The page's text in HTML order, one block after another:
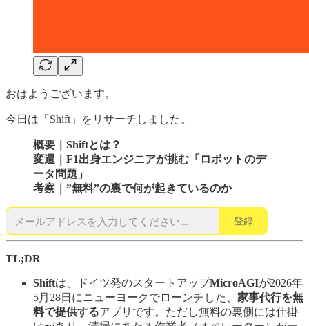
おはようございます。
今日は「Shift」をリサーチしました。
概要｜Shiftとは？
変遷｜F1出身エンジニアが挑む「ロボットのデ
ータ問題」
考察｜”無料”の裏で何が起きているのか
登録
TL;DR
Shiftは、ドイツ発のスタートアップMicroAGIが2026年
5月28日にニューヨークでローンチした、 家事代行を無
料で提供するアプリです。ただし無料の裏側には仕掛